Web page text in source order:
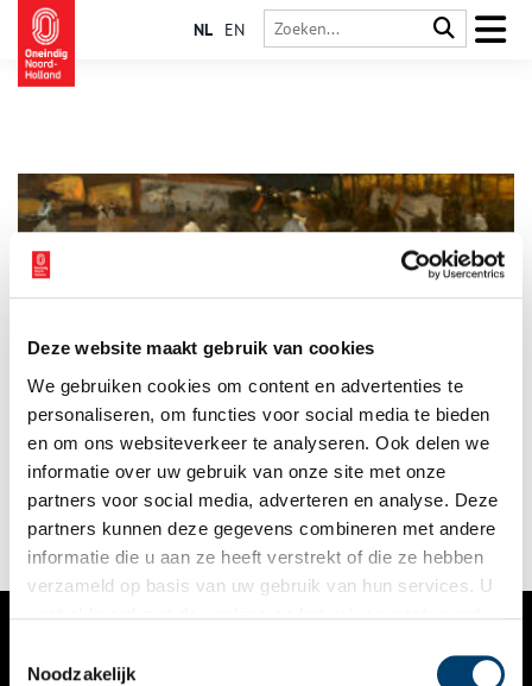
Deze website maakt gebruik van cookies
We gebruiken cookies om content en advertenties te
personaliseren, om functies voor social media te bieden
en om ons websiteverkeer te analyseren. Ook delen we
informatie over uw gebruik van onze site met onze
partners voor social media, adverteren en analyse. Deze
partners kunnen deze gegevens combineren met andere
informatie die u aan ze heeft verstrekt of die ze hebben
verzameld op basis van uw gebruik van hun services. U
Noodzakelijk
NL EN
spektakel
De donkere nacht is bijna verdreven. Loop op een
vrijdagavond door het centrum en zie hoe de Nieuwendijk
wordt verlicht door etalages, hoe cafés het Leidseplein
beschijnen. Publieke straatverlichting is amper nodig. Andere
lichtbronnen bepalen de sfeer. Zo kennen we de stad. Voor de
negentiende-eeuwse Amsterdammers was het een ommekeer,
dankzij de ‘gaz-illuminatie’.
VERHALEN